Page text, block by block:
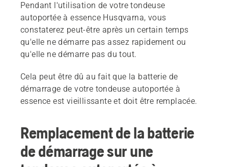
Pendant l'utilisation de votre tondeuse
autoportée à essence Husqvarna, vous
constaterez peut-être après un certain temps
qu'elle ne démarre pas assez rapidement ou
qu'elle ne démarre pas du tout.
Cela peut être dû au fait que la batterie de
démarrage de votre tondeuse autoportée à
essence est vieillissante et doit être remplacée.
Remplacement de la batterie
de démarrage sur une